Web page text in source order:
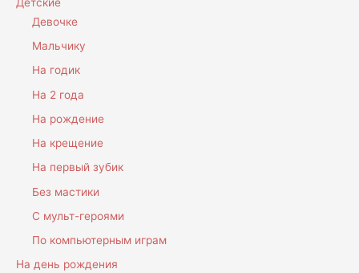
Детские
Девочке
Мальчику
На годик
На 2 года
На рождение
На крещение
На первый зубик
Без мастики
С мульт-героями
По компьютерным играм
На день рождения